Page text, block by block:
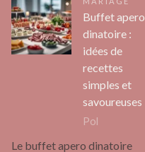
Buffet apero
dinatoire :
idées de
recettes
simples et
savoureuses
Pol
Le buffet apero dinatoire